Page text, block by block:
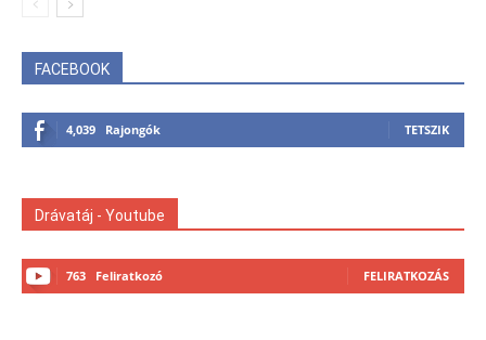
FACEBOOK
4,039 Rajongók TETSZIK
Drávatáj - Youtube
763 Feliratkozó FELIRATKOZÁS